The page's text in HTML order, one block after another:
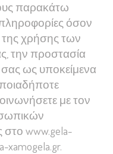
παρακάτω
όσον
χρήσης των
την προστασία
ως υποκείμενα
με τον
στο www.gela-
xamogela.gr.
your
visit. If you
these
cookies,
some
functionality
from the